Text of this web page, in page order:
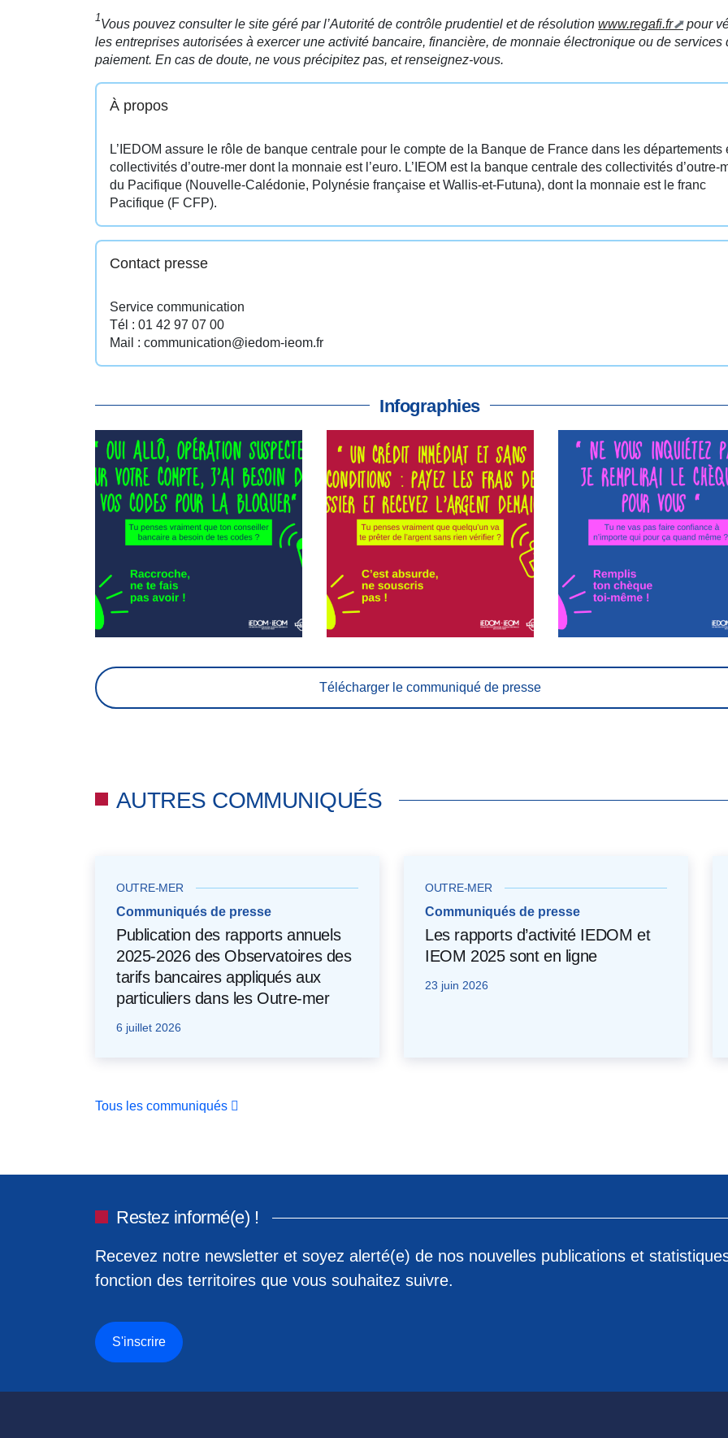
1
Vous pouvez consulter le site géré par l’Autorité de contrôle prudentiel et de résolution www.regafi.fr
pour
les entreprises autorisées à exercer une activité bancaire, financière, de monnaie électronique ou de services
paiement. En cas de doute, ne vous précipitez pas, et renseignez-vous.
À propos
L’IEDOM assure le rôle de banque centrale pour le compte de la Banque de France dans les départements
collectivités d’outre-mer dont la monnaie est l’euro. L’IEOM est la banque centrale des collectivités d’outre-
du Pacifique (Nouvelle-Calédonie, Polynésie française et Wallis-et-Futuna), dont la monnaie est le franc
Pacifique (F CFP).
Contact presse
Service communication
Tél : 01 42 97 07 00
Mail : communication@iedom-ieom.fr
Infographies
Télécharger le communiqué de presse
AUTRES COMMUNIQUÉS
OUTRE-MER
Communiqués de presse
Publication des rapports annuels
2025-2026 des Observatoires des
tarifs bancaires appliqués aux
particuliers dans les Outre-mer
6 juillet 2026
OUTRE-MER
Communiqués de presse
Les rapports d’activité IEDOM et
IEOM 2025 sont en ligne
23 juin 2026
Tous les communiqués
Restez informé(e) !
Recevez notre newsletter et soyez alerté(e) de nos nouvelles publications et
fonction des territoires que vous souhaitez suivre.
S'inscrire